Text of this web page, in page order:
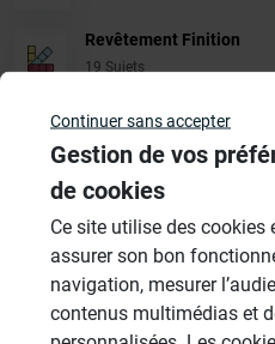
Revêtement Finition
19 Sujets
Douches à l'Italienne
1485 Sujets
Cabines de hammam
26 Sujets
Autres
Continuer sans accepter
Gestion de vos
de cookies
Ce site utilise des cookies
assurer son bon
navigation, mesurer
contenus multimédias et